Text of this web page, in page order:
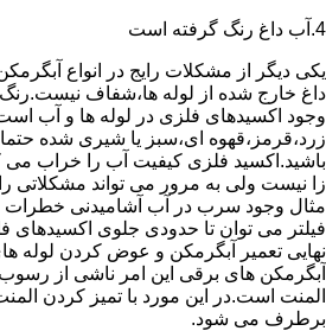
4.آب داغ رنگ گرفته است
یکی دیگر از مشکلات رایج در انواع
داغ خارج شده از لوله ها،شفاف
وجود اکسیدهای فلزی در لوله ها و آب
زرد،قرمز،قهوه ای،سبز یا شیری شده حتما
باشید.اکسید فلزی کیفیت آب را خراب می
زا نیست ولی به مرور می تواند مشکلاتی
مثال وجود سرب در آب آشامیدنی خطرات
فیلتر می توان تا حدودی جلوی
نهایی تعمیر آبگرمکن و عوض کردن
آبگرمکن های برقی این امر ناشی از
المنت است.در این مورد با تمیز کردن
برطرف می شود.